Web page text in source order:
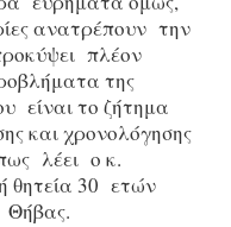
ανατρέπουν την
πλέον
της
είναι το ζήτημα
και χρονολόγησης
λέει ο κ.
θητεία 30 ετών
Θήβας.